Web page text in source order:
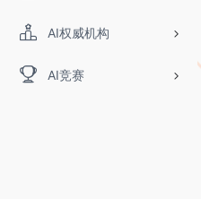
AI权威机构
AI竞赛